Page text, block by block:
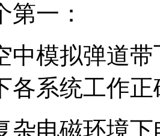
第一：
中模拟弹道
各系统工作
杂电磁环境